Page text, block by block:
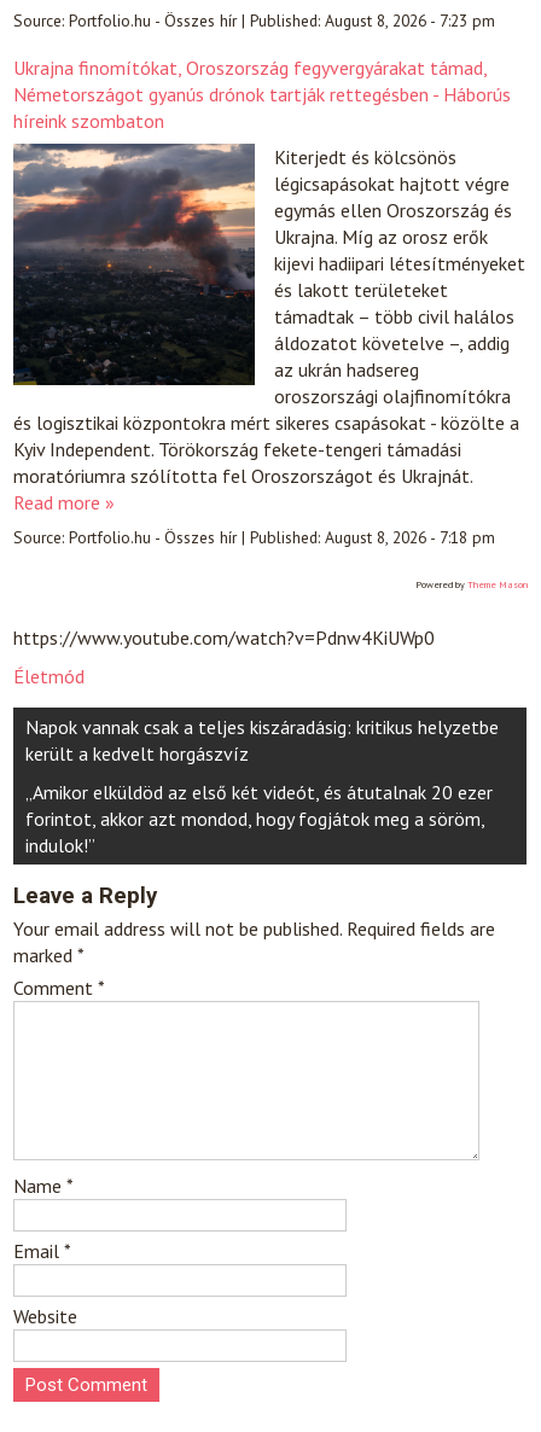
Source:Portfolio.hu - Összes hír|Published:August 8, 2026 - 7:23 pm
Ukrajna finomítókat, Oroszország fegyvergyárakat támad,
Németországot gyanús drónok tartják rettegésben - Háborús
híreink szombaton
Kiterjedt és kölcsönös
légicsapásokat hajtott végre
egymás ellen Oroszország és
Ukrajna. Míg az orosz erők
kijevi hadiipari létesítményeket
és lakott területeket
támadtak – több civil halálos
áldozatot követelve –, addig
az ukrán hadsereg
oroszországi olajfinomítókra
és logisztikai központokra mért sikeres csapásokat - közölte a
Kyiv Independent. Törökország fekete-tengeri támadási
moratóriumra szólította fel Oroszországot és Ukrajnát.
Read more »
Source:Portfolio.hu - Összes hír|Published:August 8, 2026 - 7:18 pm
Powered by Theme Mason
https://www.youtube.com/watch?v=Pdnw4KiUWp0
Életmód
Post
navigation
Napok vannak csak a teljes kiszáradásig: kritikus helyzetbe
került a kedvelt horgászvíz
„Amikor elküldöd az első két videót, és átutalnak 20 ezer
forintot, akkor azt mondod, hogy fogjátok meg a söröm,
indulok!”
Leave a Reply
Your email address will not be published. Required fields are
marked*
Comment*
Name*
Email*
Website